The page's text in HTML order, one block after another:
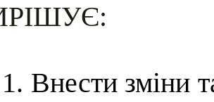
1. Внести зміни